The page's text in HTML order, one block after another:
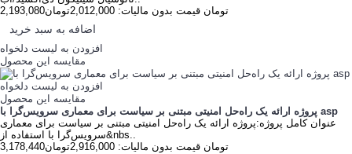
2,193,080تومان قیمت بدون مالیات: 2,012,000تومان
اضافه به سبد خرید
افزودن به لیست دلخواه
مقایسه این محصول
افزودن به لیست دلخواه
مقایسه این محصول
پروژه ارائه یک راه‌حل امنیتی مبتنی بر سیاست برای معماری سرویس‌گرا با asp
عنوان کامل پروژه:پروژه ارائه یک راه‌حل امنیتی مبتنی بر سیاست برای معماری
سرویس‌گرا با استفاده از&nbs..
3,178,440تومان قیمت بدون مالیات: 2,916,000تومان